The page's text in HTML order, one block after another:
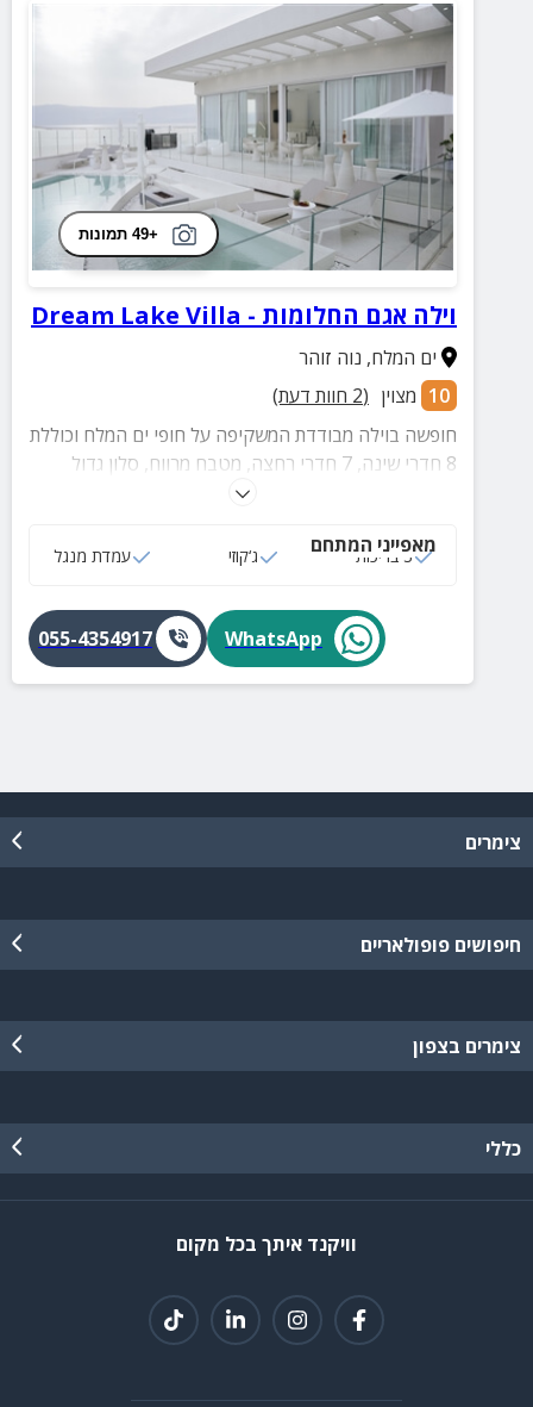
+49 תמונות
וילה אגם החלומות - Dream Lake Villa
ים המלח, נוה זוהר
10 מצוין (
2 חוות דעת)
חופשה בוילה מבודדת המשקיפה על חופי ים המלח וכוללת
8 חדרי שינה, 7 חדרי רחצה, מטבח מרווח, סלון גדול
ומפנק, חצר פרטית עם 3 בריכות מחוממות, ג'קוזי, מנגל,
מאפייני המתחם
3 בריכות ג‘קוזי עמדת מנגל
WhatsApp
055-4354917
צימרים
חיפושים פופולאריים
צימרים בצפון
כללי
וויקנד איתך בכל מקום